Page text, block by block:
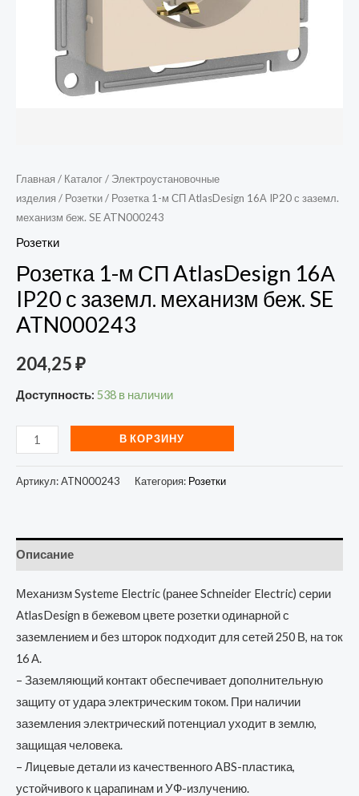
Главная / Каталог/ Электроустановочные
изделия / Розетки/ Розетка 1-м СП AtlasDesign 16А IP20 с заземл.
механизм беж. SE ATN000243
Розетки
Розетка 1-м СП AtlasDesign 16А
IP20 с заземл. механизм беж. SE
ATN000243
204,25₽
Доступность: 538 в наличии
ATN000243
В КОРЗИНУ
Артикул:ATN000243 Категория: Розетки
Описание
Механизм Systeme Electric (ранее Schneider Electric) серии
AtlasDesign в бежевом цвете розетки одинарной с
заземлением и без шторок подходит для сетей 250 В, на ток
16 А.
– Заземляющий контакт обеспечивает дополнительную
защиту от удара электрическим током. При наличии
заземления электрический потенциал уходит в землю,
защищая человека.
– Лицевые детали из качественного ABS-пластика,
устойчивого к царапинам и УФ-излучению.